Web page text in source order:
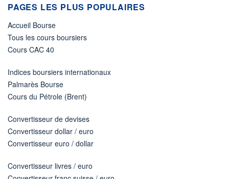
PAGES LES PLUS POPULAIRES
Accueil Bourse
Tous les cours boursiers
Cours CAC 40
Indices boursiers internationaux
Palmarès Bourse
Cours du Pétrole (Brent)
Convertisseur de devises
Convertisseur dollar / euro
Convertisseur euro / dollar
Convertisseur livres / euro